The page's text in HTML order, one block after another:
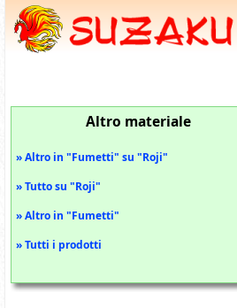
Altro materiale
» Altro in "Fumetti" su "Roji"
» Tutto su "Roji"
» Altro in "Fumetti"
» Tutti i prodotti